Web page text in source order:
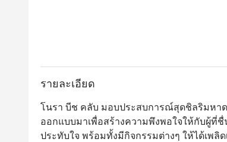
รายละเอียด
โนรา บีช คลับ มอบประสบการณ์สุดชิลริมหา
ออกแบบมาเพื่อสร้างความพึงพอใจให้กับผู้ที่
ประทับใจ พร้อมทั้งมีกิจกรรมต่างๆ ให้ได้เพ